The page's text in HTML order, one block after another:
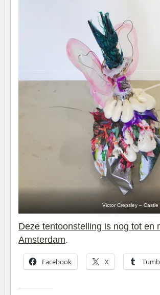
Victor Crepsley –
Deze tentoonstelling is nog tot en
Amsterdam.
Facebook X